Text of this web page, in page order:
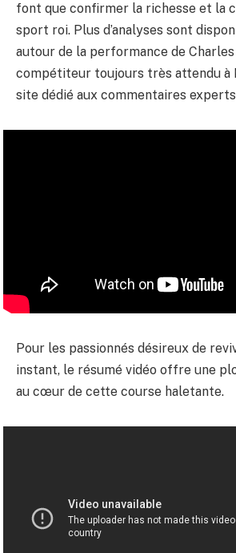
font que confirmer la richesse et la
sport roi. Plus d’analyses sont
autour de la performance de
compétiteur toujours très attendu à
site dédié aux commentaires
Pour les passionnés désireux de
instant, le résumé vidéo offre une
au cœur de cette course haletante.